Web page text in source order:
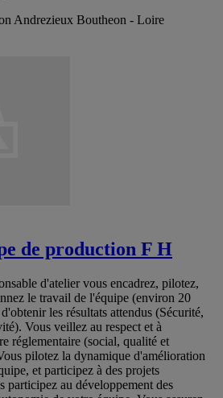
Andrezieux Boutheon - Loire
de production F H
d'atelier vous encadrez, pilotez,
le travail de l'équipe (environ 20
les résultats attendus (Sécurité,
Vous veillez au respect et à
réglementaire (social, qualité et
pilotez la dynamique d'amélioration
et participez à des projets
participez au développement des